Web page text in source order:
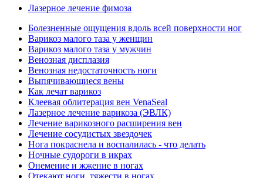
Лазерное лечение фимоза
Болезненные ощущения вдоль всей поверхности ног
Варикоз малого таза у женщин
Варикоз малого таза у мужчин
Венозная дисплазия
Венозная недостаточность ноги
Выпячивающиеся вены
Как лечат варикоз
Клеевая облитерация вен VenaSeal
Лазерное лечение варикоза (ЭВЛК)
Лечение варикозного расширения вен
Лечение сосудистых звездочек
Нога покраснела и воспалилась - что делать
Ночные судороги в икрах
Онемение и жжение в ногах
Отекают ноги, тяжести в ногах